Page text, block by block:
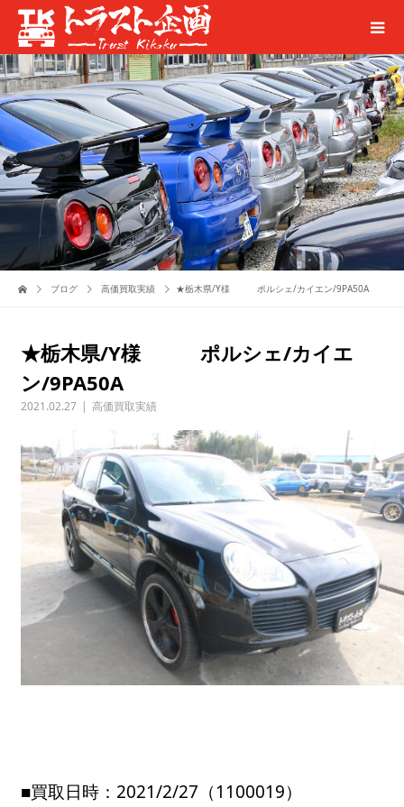
ブログ 高価買取実績 ★栃木県/Y様 ポルシェ/カイエン/9PA50A
★栃木県/Y様 ポルシェ/カイエ
ン/9PA50A
2021.02.27 高価買取実績
■買取日時：2021/2/27（1100019）